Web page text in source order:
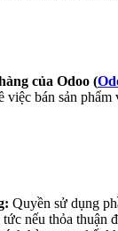
của Odoo (
việc bán sản phẩm
Quyền sử dụng
nếu thỏa thuận